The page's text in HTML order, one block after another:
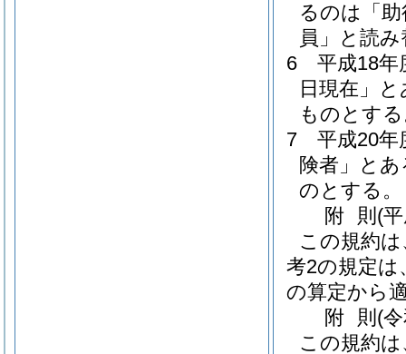
るのは「
員」と読
6
平成18年
日現在」
ものとす
7
平成20年
険者」と
のとする。
附 則 (
この規約
考2の規定は
の算定から
附 則 (
この規約